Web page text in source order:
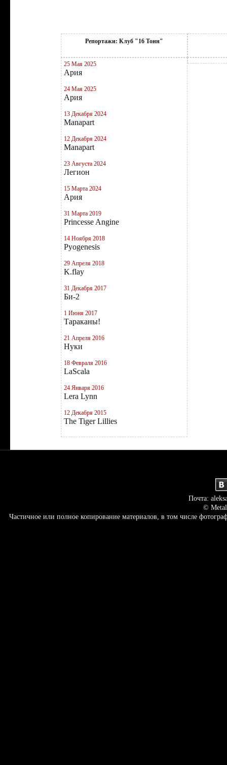
Репортажи: Клуб "16 Тонн"
25 Мая 2025
Ария
24 Мая 2025
Ария
13 Декабря 2024
Manapart
12 Декабря 2024
Manapart
23 Августа 2024
Легион
15 Марта 2024
Ария
31 Марта 2019
Princesse Angine
14 Ноября 2018
Pyogenesis
29 Апреля 2018
K.flay
31 Декабря 2017
Би-2
1 Июня 2017
Тараканы!
21 Апреля 2016
Нуки
18 Февраля 2016
LaScala
24 Января 2016
Lera Lynn
12 Декабря 2015
The Tiger Lillies
Почта:
©
Частичное или полное копирование материалов, в том числе